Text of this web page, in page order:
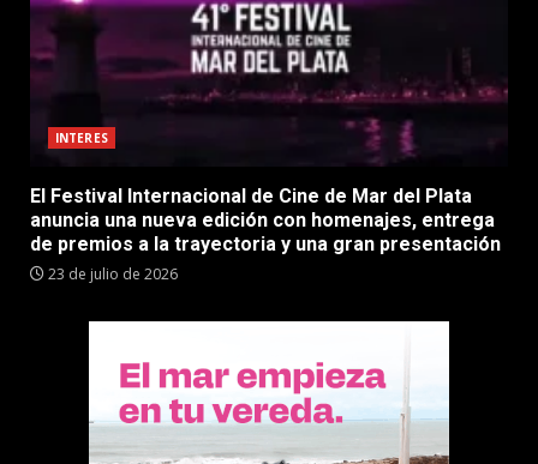
INTERES
El Festival Internacional de Cine de Mar del Plata
anuncia una nueva edición con homenajes, entrega
de premios a la trayectoria y una gran presentación
23 de julio de 2026